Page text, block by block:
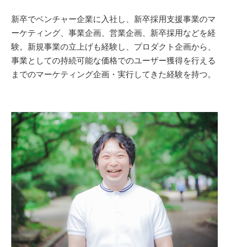
新卒でベンチャー企業に入社し、新卒採用支援事業のマ
ーケティング、事業企画、営業企画、新卒採用などを経
験。新規事業の立上げも経験し、プロダクト企画から、
事業としての持続可能な価格でのユーザー獲得を行える
までのマーケティング企画・実行してきた経験を持つ。